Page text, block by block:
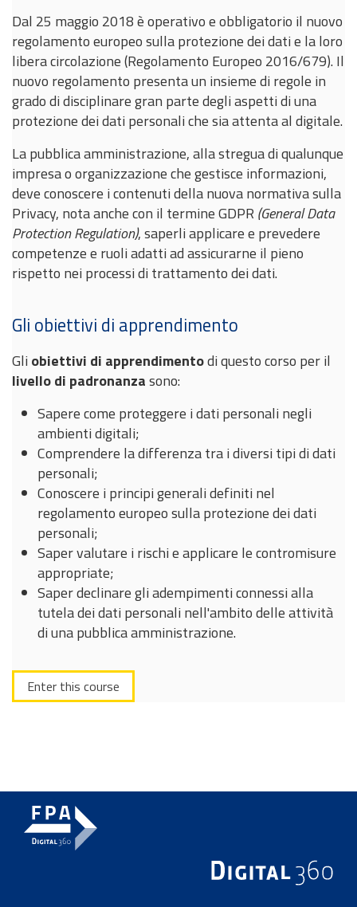
Dal 25 maggio 2018 è operativo e obbligatorio il nuovo
regolamento europeo sulla protezione dei dati e la loro
libera circolazione (Regolamento Europeo 2016/679). Il
nuovo regolamento presenta un insieme di regole in
grado di disciplinare gran parte degli aspetti di una
protezione dei dati personali che sia attenta al digitale.
La pubblica amministrazione, alla stregua di qualunque
impresa o organizzazione che gestisce informazioni,
deve conoscere i contenuti della nuova normativa sulla
Privacy, nota anche con il termine GDPR (General Data
Protection Regulation), saperli applicare e prevedere
competenze e ruoli adatti ad assicurarne il pieno
rispetto nei processi di trattamento dei dati.
Gli obiettivi di apprendimento
Gli obiettivi di apprendimentodi questo corso per il
livello di padronanzasono:
Sapere come proteggere i dati personali negli
ambienti digitali;
Comprendere la differenza tra i diversi tipi di dati
personali;
Conoscere i principi generali definiti nel
regolamento europeo sulla protezione dei dati
personali;
Saper valutare i rischi e applicare le contromisure
appropriate;
Saper declinare gli adempimenti connessi alla
tutela dei dati personali nell'ambito delle attività
di una pubblica amministrazione.
Enter this course